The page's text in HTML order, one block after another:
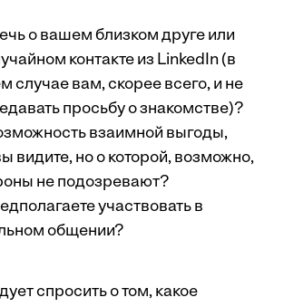
о вашем близком друге или
контакте из LinkedIn (в
случае вам, скорее всего, и не
просьбу о знакомстве)?
взаимной выгоды,
видите, но о которой, возможно,
не подозревают?
участвовать в
общении?
спросить о том, какое